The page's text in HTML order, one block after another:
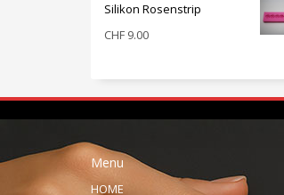
Silikon Rosenstrip
CHF 9.00
Menu
HOME